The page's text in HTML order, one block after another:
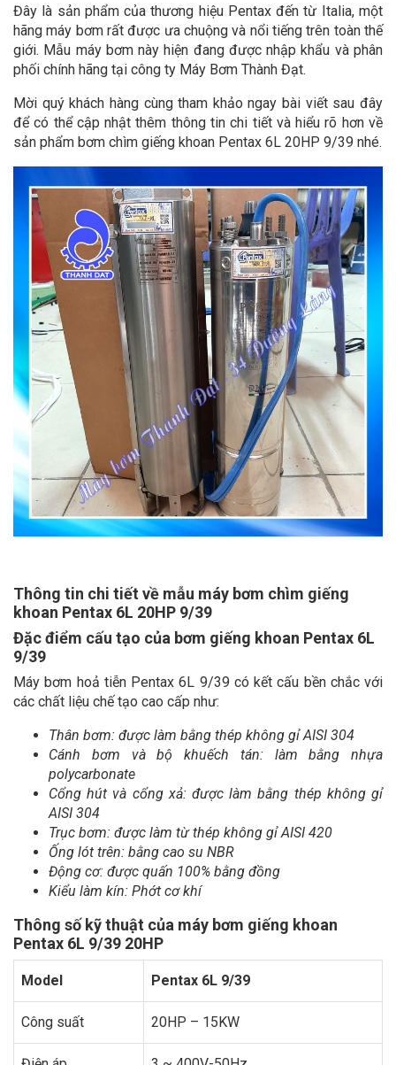
Đây là sản phẩm của thương hiệu Pentax đến từ Italia, một
hãng máy bơm rất được ưa chuộng và nổi tiếng trên toàn thế
giới. Mẫu máy bơm này hiện đang được nhập khẩu và phân
phối chính hãng tại công ty Máy Bơm Thành Đạt.
Mời quý khách hàng cùng tham khảo ngay bài viết sau đây
để có thể cập nhật thêm thông tin chi tiết và hiểu rõ hơn về
sản phẩm bơm chìm giếng khoan Pentax 6L 20HP 9/39 nhé.
Thông tin chi tiết về mẫu máy bơm chìm giếng
khoan Pentax 6L 20HP 9/39
Đặc điểm cấu tạo của bơm giếng khoan Pentax 6L
9/39
Máy bơm hoả tiễn Pentax 6L 9/39 có kết cấu bền chắc với
các chất liệu chế tạo cao cấp như:
Thân bơm: được làm bằng thép không gỉ AISI 304
Cánh bơm và bộ khuếch tán: làm bằng nhựa
polycarbonate
Cổng hút và cổng xả: được làm bằng thép không gỉ
AISI 304
Trục bơm: được làm từ thép không gỉ AISI 420
Ống lót trên: bằng cao su NBR
Động cơ: được quấn 100% bằng đồng
Kiểu làm kín: Phớt cơ khí
Thông số kỹ thuật của máy bơm giếng khoan
Pentax 6L 9/39 20HP
Model Pentax 6L 9/39
Công suất 20HP – 15KW